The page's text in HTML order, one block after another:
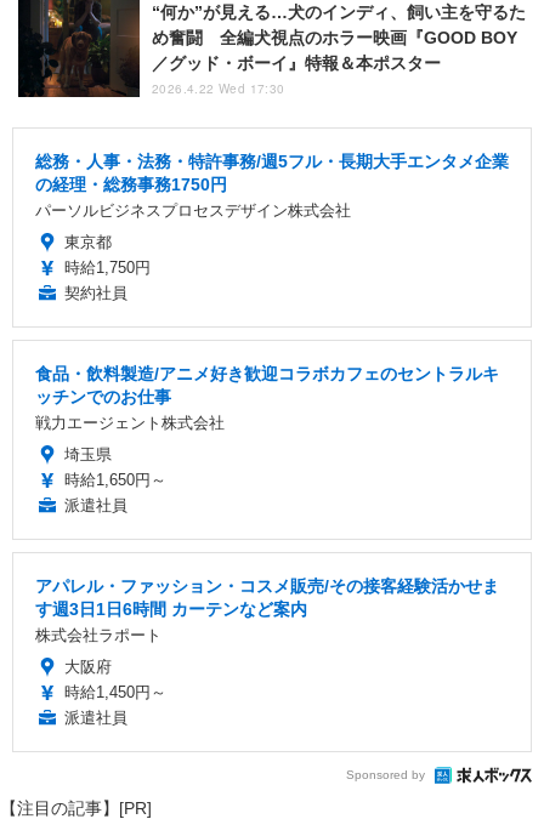
“何か”が見える…犬のインディ、飼い主を守るた
め奮闘 全編犬視点のホラー映画『GOOD BOY
／グッド・ボーイ』特報＆本ポスター
2026.4.22 Wed 17:30
総務・人事・法務・特許事務/週5フル・長期大手エンタメ企業
の経理・総務事務1750円
パーソルビジネスプロセスデザイン株式会社
東京都
時給1,750円
契約社員
食品・飲料製造/アニメ好き歓迎コラボカフェのセントラルキ
ッチンでのお仕事
戦力エージェント株式会社
埼玉県
時給1,650円～
派遣社員
アパレル・ファッション・コスメ販売/その接客経験活かせま
す週3日1日6時間 カーテンなど案内
株式会社ラポート
大阪府
時給1,450円～
派遣社員
Sponsored by
【注目の記事】[PR]